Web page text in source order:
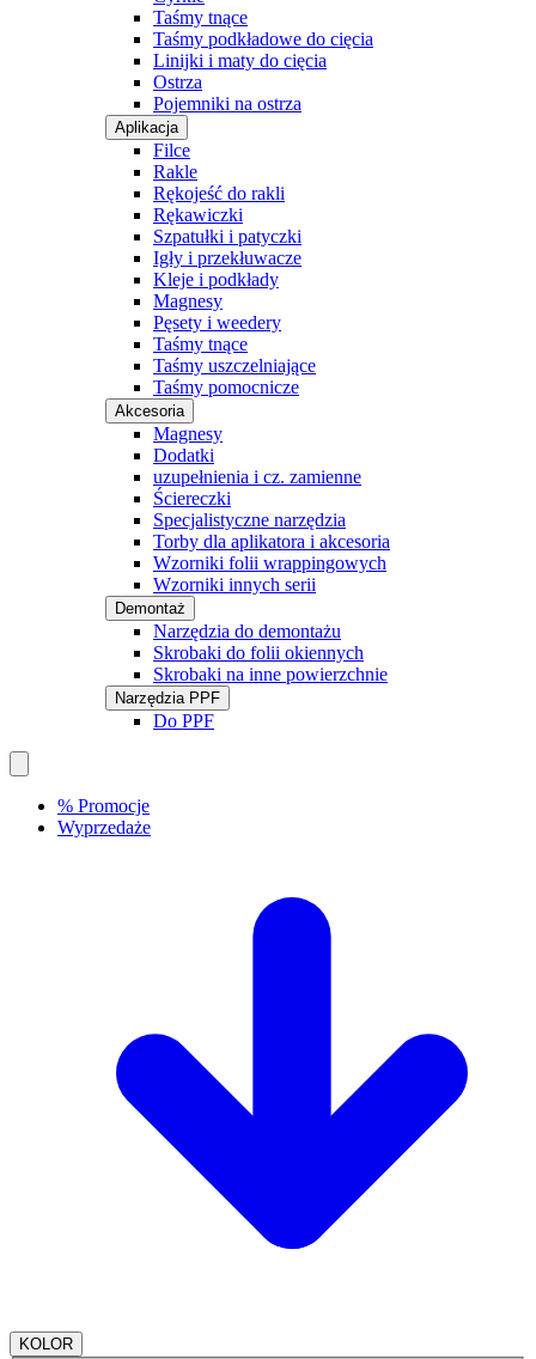
Taśmy tnące
Taśmy podkładowe do cięcia
Linijki i maty do cięcia
Ostrza
Pojemniki na ostrza
Aplikacja
Filce
Rakle
Rękojeść do rakli
Rękawiczki
Szpatułki i patyczki
Igły i przekłuwacze
Kleje i podkłady
Magnesy
Pęsety i weedery
Taśmy tnące
Taśmy uszczelniające
Taśmy pomocnicze
Akcesoria
Magnesy
Dodatki
uzupełnienia i cz. zamienne
Ściereczki
Specjalistyczne narzędzia
Torby dla aplikatora i akcesoria
Wzorniki folii wrappingowych
Wzorniki innych serii
Demontaż
Narzędzia do demontażu
Skrobaki do folii okiennych
Skrobaki na inne powierzchnie
Narzędzia PPF
Do PPF
% Promocje
Wyprzedaże
KOLOR